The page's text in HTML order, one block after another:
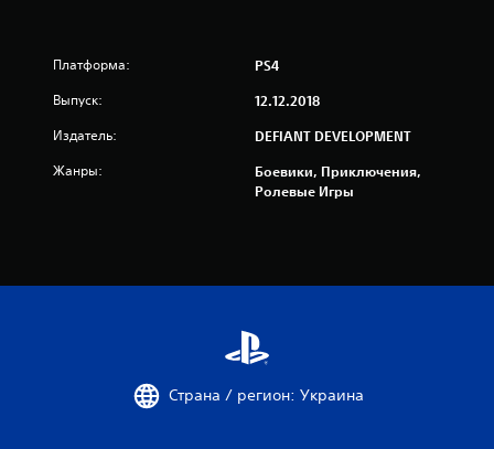
е
н
Платформа: PS4
Выпуск: 12.12.2018
Издатель: DEFIANT DEVELOPMENT
Жанры:
Боевики, Приключения,
Ролевые Игры
Страна / регион: Украина